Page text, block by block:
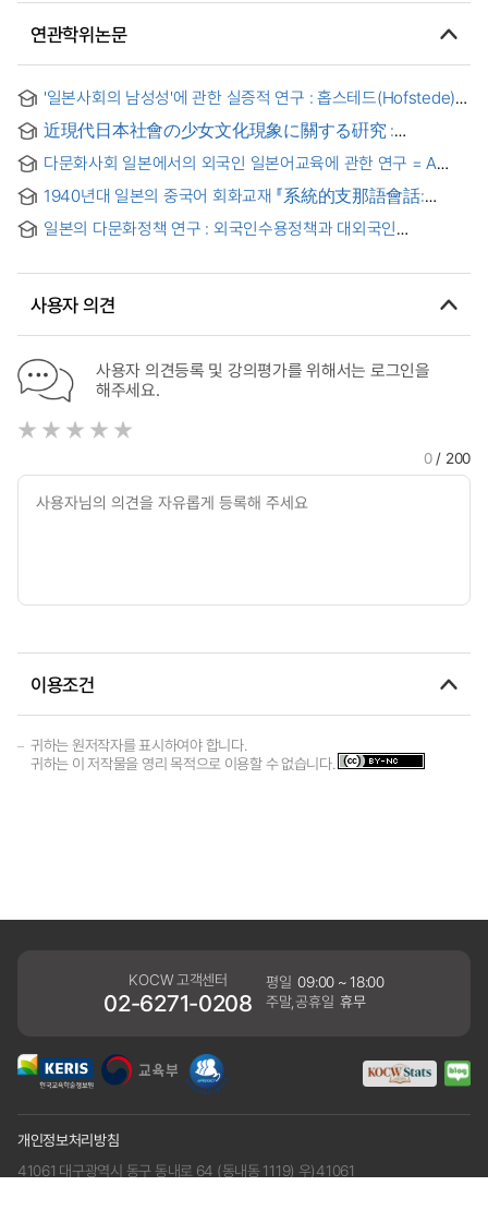
연관학위논문
'일본사회의 남성성'에 관한 실증적 연구 : 홉스테드(Hofstede)의
국가문화이론에 준거하여 = (An) empirical research about
'Japanese masculinity' : on the basis of Hofstede's national
culture theory
近現代日本社會の少女文化現象に關する硏究 :
小女文化現象에 關한 硏究 : 다카라즈카 歌劇을 중심으로
다문화사회 일본에서의 외국인 일본어교육에 관한 연구 = A
Study on the Japanese Language Education for the
Foreigners in the Multi-cultural society in Japan
1940년대 일본의 중국어 회화교재 『系統的支那語會話:
사회문화상 연구
일본의 다문화정책 연구 : 외국인수용정책과 대외국인
사용자 의견
사용자 의견등록 및 강의평가를 위해서는 로그인을
해주세요.
0/ 200
이용조건
귀하는 원저작자를 표시하여야 합니다.
귀하는 이 저작물을 영리 목적으로 이용할 수 없습니다.
KOCW 고객센터
02-6271-0208
평일 09:00 ~ 18:00
주말,공휴일 휴무
개인정보처리방침
41061 대구광역시 동구 동내로 64 (동내동 1119) 우)41061